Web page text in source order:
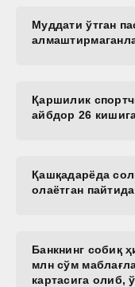
Муддати ўтган
Қаршилик
айбдор 26
Қашқадарёда
олаётган
Банкнинг собиқ
млн сўм
картасига олиб,